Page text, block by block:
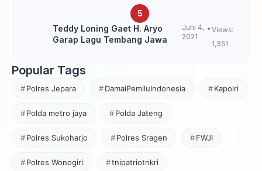
Teddy Loning Gaet H. Aryo
Garap Lagu Tembang Jawa
Juni 4,
2021
Views:
1,351
Popular Tags
Polres Jepara DamaiPemiluIndonesia Kapolri
Polda metro jaya Polda Jateng
Polres Sukoharjo Polres Sragen FWJI
Polres Wonogiri tnipatriotnkri